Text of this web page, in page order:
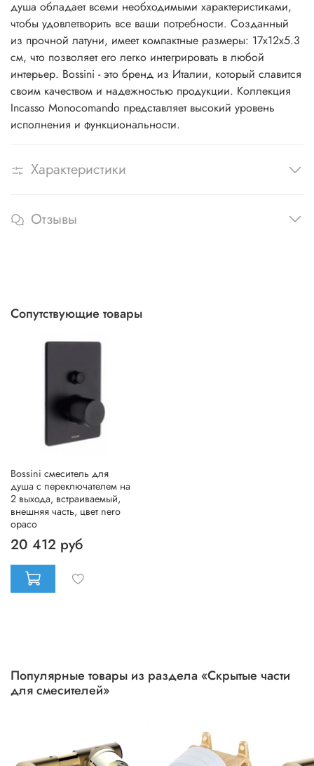
душа обладает всеми необходимыми характеристиками,
чтобы удовлетворить все ваши потребности. Созданный
из прочной латуни, имеет компактные размеры: 17x12x5.3
см, что позволяет его легко интегрировать в любой
интерьер. Bossini - это бренд из Италии, который славится
своим качеством и надежностью продукции. Коллекция
Incasso Monocomando представляет высокий уровень
исполнения и функциональности.
Характеристики
Отзывы
Сопутствующие товары
Bossini смеситель для
душа с переключателем на
2 выхода, встраиваемый,
внешняя часть, цвет nero
opaco
20 412 руб
Популярные товары из раздела «Скрытые части
для смесителей»